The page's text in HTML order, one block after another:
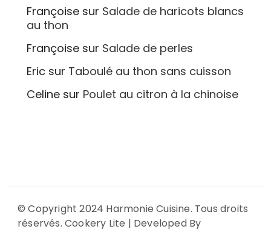
Françoise sur Salade de haricots blancs
au thon
Françoise sur Salade de perles
Eric sur Taboulé au thon sans cuisson
Celine sur Poulet au citron à la chinoise
© Copyright 2024 Harmonie Cuisine. Tous droits
réservés. Cookery Lite | Developed By